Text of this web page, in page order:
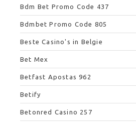
Bdm Bet Promo Code 437
Bdmbet Promo Code 805
Beste Casino's in Belgie
Bet Mex
Betfast Apostas 962
Betify
Betonred Casino 257